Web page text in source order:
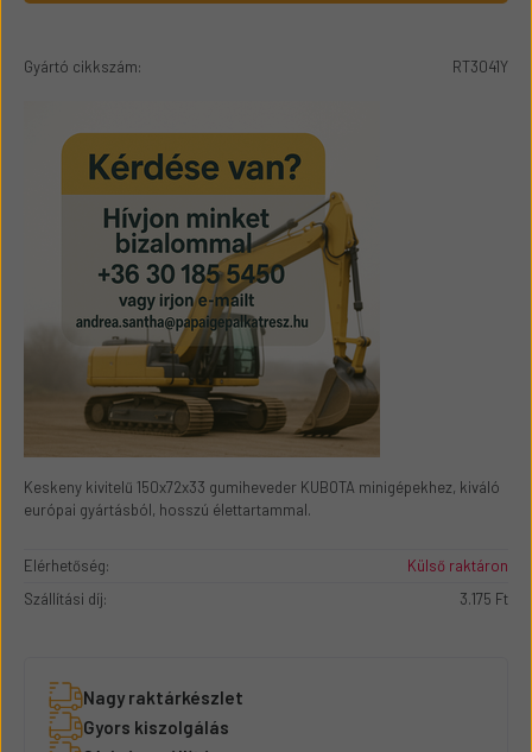
Gyártó cikkszám: RT3041Y
Keskeny kivitelű 150x72x33 gumiheveder KUBOTA minigépekhez, kiváló
európai gyártásból, hosszú élettartammal.
Elérhetőség:
Külső raktáron
Szállítási díj:
3.175 Ft
Nagy raktárkészlet
Gyors kiszolgálás